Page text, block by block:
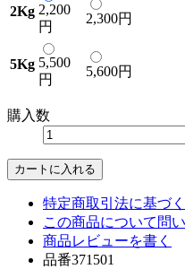
2Kg 2,200
円
2,300円
5Kg 5,500
円
5,600円
購入数
特定商取引法に基づ
この商品について問
商品レビューを書く
品番371501